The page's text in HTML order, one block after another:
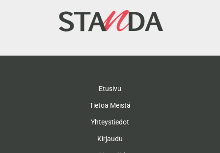
Etusivu
Tietoa Meistä
Yhteystiedot
Kirjaudu